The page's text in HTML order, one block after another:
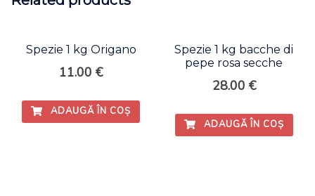
Spezie 1 kg Origano
11.00€
ADAUGĂ ÎN COȘ
Spezie 1 kg bacche di
pepe rosa secche
28.00 €
ADAUGĂ ÎN COȘ